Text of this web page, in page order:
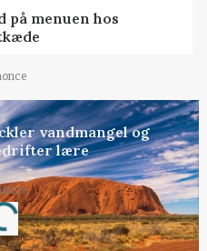
på menuen hos
vandmangel og
lære